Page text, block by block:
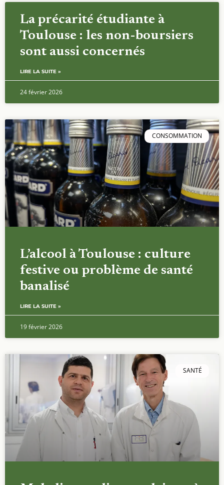
La précarité étudiante à
Toulouse : les non-boursiers
sont aussi concernés
LIRE LA SUITE »
24 février 2026
CONSOMMATION
L’alcool à Toulouse : culture
festive ou problème de santé
banalisé
LIRE LA SUITE »
19 février 2026
SANTÉ